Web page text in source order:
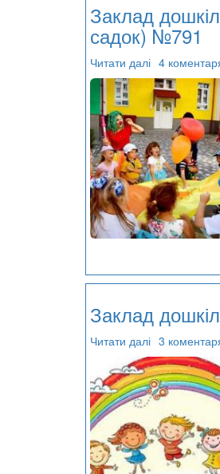
Заклад
садок) №791
Читати далі про
Заклад
дошкільної
освіти
(ясла-
садок)
№791
4
Заклад
Читати далі про
Заклад
дошкільної
освіти
№787
3